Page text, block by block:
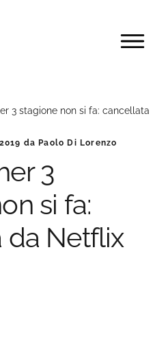
MENU
3 stagione non si fa: cancellata
da Paolo Di Lorenzo
3
si fa:
da Netflix